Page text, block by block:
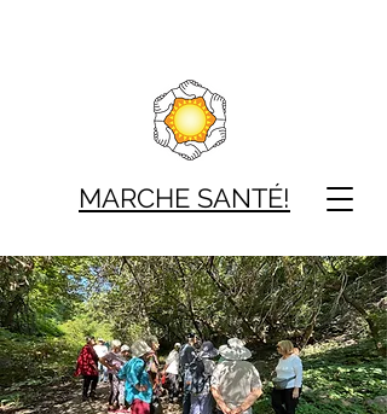
MARCHE SANTÉ!